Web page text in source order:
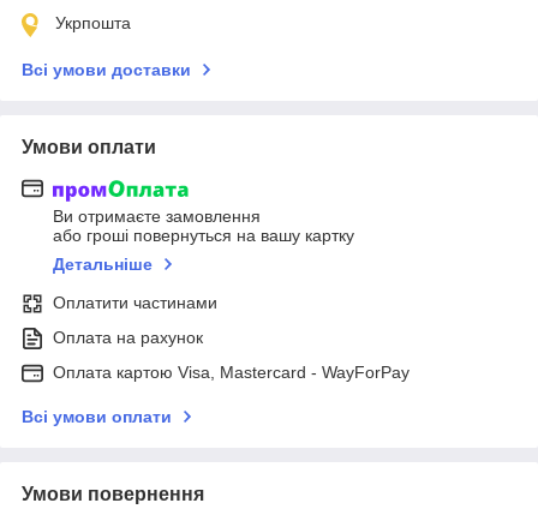
Укрпошта
Всі умови доставки
Умови оплати
Ви отримаєте замовлення
або гроші повернуться на вашу картку
Детальніше
Оплатити частинами
Оплата на рахунок
Оплата картою Visa, Mastercard - WayForPay
Всі умови оплати
Умови повернення